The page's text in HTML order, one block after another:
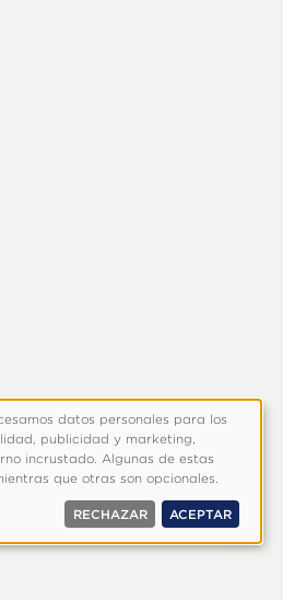
datos personales para los
publicidad y marketing,
incrustado. Algunas de estas
que otras son opcionales.
RECHAZAR ACEPTAR